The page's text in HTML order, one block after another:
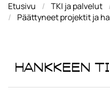
Etusivu TKI ja palvelut
Päättyneet projektit ja
Hankkeen